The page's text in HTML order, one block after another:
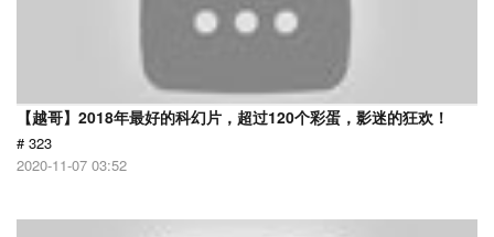
【越哥】2018年最好的科幻片，超过120个彩蛋，影迷的狂欢！
# 323
2020-11-07 03:52